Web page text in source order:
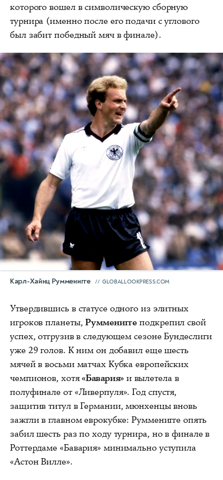
которого вошел в символическую сборную
турнира (именно после его подачи с углового
был забит победный мяч в финале).
Карл-Хайнц Румменигге GLOBALLOOKPRESS.COM
Утвердившись в статусе одного из элитных
игроков планеты,Румменигге подкрепил свой
успех, отгрузив в следующем сезоне Бундеслиги
уже 29 голов. К ним он добавил еще шесть
мячей в восьми матчах Кубка европейских
чемпионов, хотя«Бавария»и вылетела в
полуфинале от «Ливерпуля». Год спустя,
защитив титул в Германии, мюнхенцы вновь
зажгли в главном еврокубке: Румменигге опять
забил шесть раз по ходу турнира, но в финале в
Роттердаме «Бавария» минимально уступила
«Астон Вилле».